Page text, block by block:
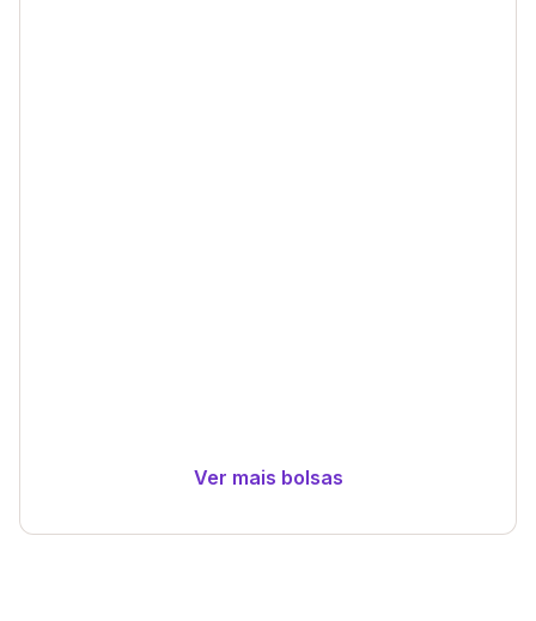
Ver mais bolsas